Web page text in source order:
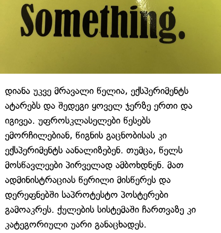
დიანა უკვე მრავალი წელია, ექსპერიმენტს
ატარებს და შედეგი ყოველ ჯერზე ერთი და
იგივეა. უფროსკლასელები წესებს
ემორჩილებიან, წიგნის გაცნობისას კი
ექსპერიმენტს აანალიზებენ. თუმცა, წელს
მოსწავლეები პირველად ამბოხდნენ. მათ
ადმინისტრაციას წერილი მისწერეს და
დერეფნებში საპროტესტო პოსტერები
გამოაკრეს. ქულების სისტემაში ჩართვაზე კი
კატეგორიული უარი განაცხადეს.